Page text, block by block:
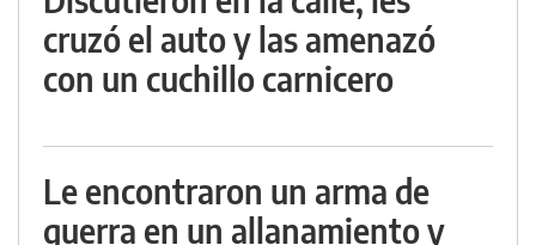
cruzó el auto y las amenazó
con un cuchillo carnicero
Le encontraron un arma de
guerra en un allanamiento y